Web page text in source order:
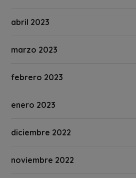
abril 2023
marzo 2023
febrero 2023
enero 2023
diciembre 2022
noviembre 2022